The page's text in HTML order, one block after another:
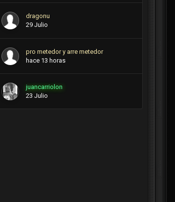
dragonu
29 Julio
pro metedor y arre metedor
hace 13 horas
juancarriolon
23 Julio